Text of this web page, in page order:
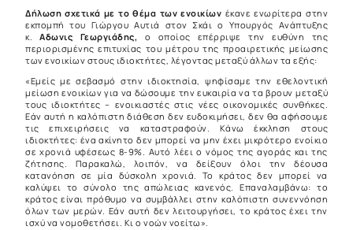
Δήλωση σχετικά με το θέμα των ενοικίων έκανε ενωρίτερα στην
εκπομπή του Γιώργου Αυτιά στον Σκάι ο Υπουργός Ανάπτυξης
κ.Αδωνις Γεωργιάδης, ο οποίος επέρριψε την ευθύνη της
περιορισμένης επιτυχίας του μέτρου της προαιρετικής μείωσης
των ενοικίων στους ιδιοκτήτες, λέγοντας μεταξύ άλλων τα εξής:
«Εμείς με σεβασμό στην ιδιοκτησία, ψηφίσαμε την εθελοντική
μείωση ενοικίων για να δώσουμε την ευκαιρία να τα βρουν μεταξύ
τους ιδιοκτήτες – ενοικιαστές στις νέες οικονομικές συνθήκες.
Εάν αυτή η καλόπιστη διάθεση δεν ευδοκιμήσει, δεν θα αφήσουμε
τις επιχειρήσεις να καταστραφούν. Κάνω έκκληση στους
ιδιοκτήτες: ένα ακίνητο δεν μπορεί να μην έχει μικρότερο ενοίκιο
σε χρονιά υφέσεως 8-9%. Αυτό λέει ο νόμος της αγοράς και της
ζήτησης. Παρακαλώ, λοιπόν, να δείξουν όλοι την δέουσα
κατανόηση σε μία δύσκολη χρονιά. Το κράτος δεν μπορεί να
καλύψει το σύνολο της απώλειας κανενός. Επαναλαμβάνω: το
κράτος είναι πρόθυμο να συμβάλλει στην καλόπιστη συνεννόηση
όλων των μερών. Εάν αυτή δεν λειτουργήσει, το κράτος έχει την
ισχύ να νομοθετήσει. Κι ο νοών νοείτω».